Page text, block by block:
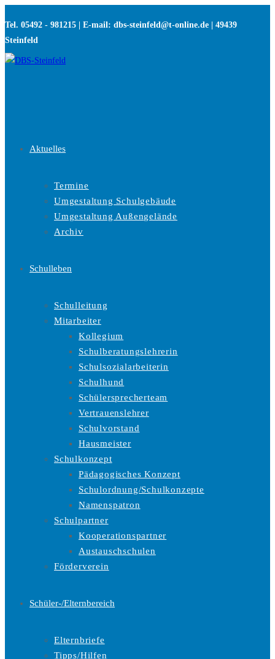
Inhalt
springen
Tel. 05492 - 981215 | E-mail: dbs-steinfeld@t-online.de | 49439
Steinfeld
Aktuelles
Termine
Umgestaltung Schulgebäude
Umgestaltung Außengelände
Archiv
Schulleben
Schulleitung
Mitarbeiter
Kollegium
Schulberatungslehrerin
Schulsozialarbeiterin
Schulhund
Schülersprecherteam
Vertrauenslehrer
Schulvorstand
Hausmeister
Schulkonzept
Pädagogisches Konzept
Schulordnung/Schulkonzepte
Namenspatron
Schulpartner
Kooperationspartner
Austauschschulen
Förderverein
Schüler-/Elternbereich
Elternbriefe
Tipps/Hilfen